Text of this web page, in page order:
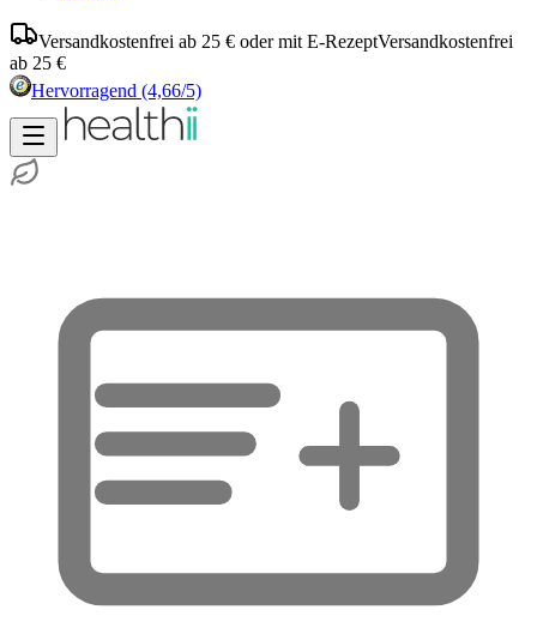
Versandkostenfrei ab 25 € oder mit E-RezeptVersandkostenfrei
ab 25 €
Hervorragend (4,66/5)